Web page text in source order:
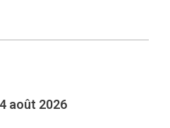
août 2026